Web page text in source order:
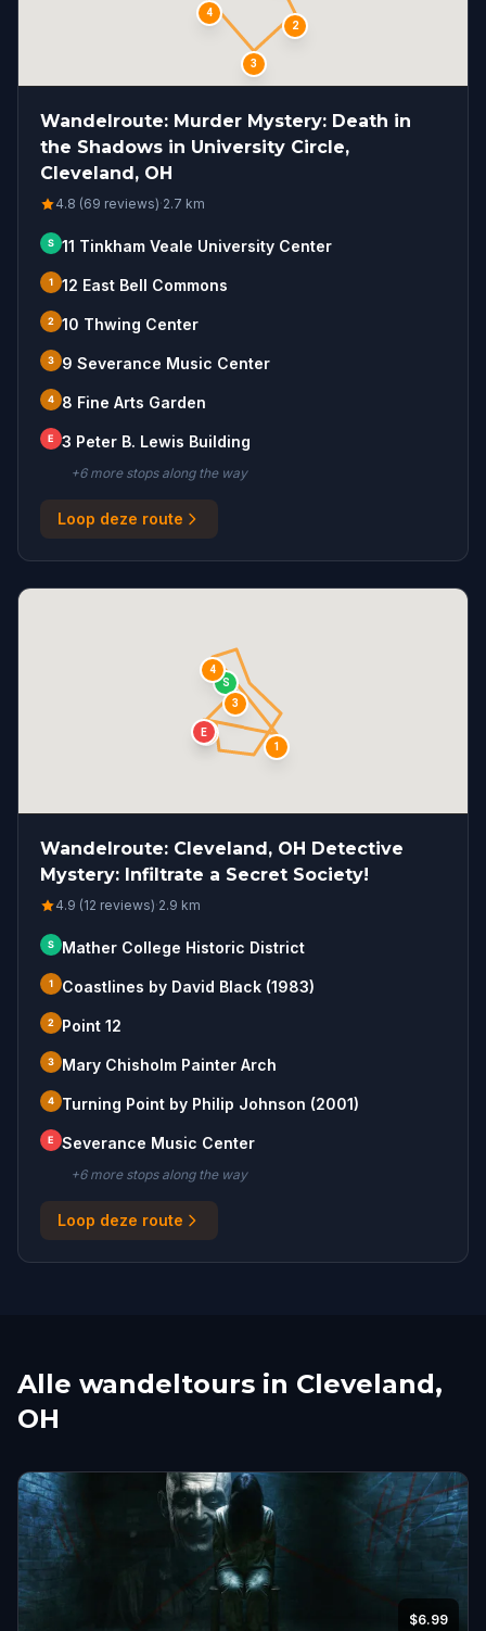
2
3
4
Wandelroute: Murder Mystery: Death in
the Shadows in University Circle,
Cleveland, OH
4.8 (69 reviews)·2.7 km
S 11 Tinkham Veale University Center
1 12 East Bell Commons
2 10 Thwing Center
3 9 Severance Music Center
4 8 Fine Arts Garden
E 3 Peter B. Lewis Building
+6more stopsalong the way
Loop deze route
S
1
2
3
4
E
Wandelroute: Cleveland, OH Detective
Mystery: Infiltrate a Secret Society!
4.9 (12 reviews)·2.9 km
S Mather College Historic District
1 Coastlines by David Black (1983)
2 Point 12
3 Mary Chisholm Painter Arch
4 Turning Point by Philip Johnson (2001)
E Severance Music Center
+6more stopsalong the way
Loop deze route
Alle wandeltours in Cleveland,
OH
$6.99